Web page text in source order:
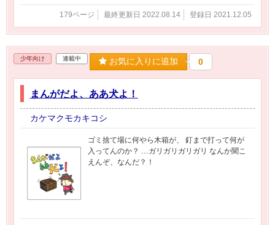
179ページ 最終更新日 2022.08.14 登録日 2021.12.05
少年向け 連載中 お気に入りに追加 0
まんがだよ、ああ犬よ！
カケマクモカキコシ
ゴミ捨て場に何やら木箱が、 釘まで打って何が
入ってんのか？ …ガリガリガリガリ なんか聞こ
えんぞ、なんだ？！